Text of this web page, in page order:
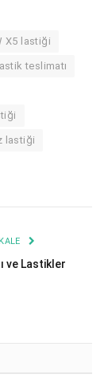
X5 lastiği
lastik teslimatı
lastiği
ve Lastikler